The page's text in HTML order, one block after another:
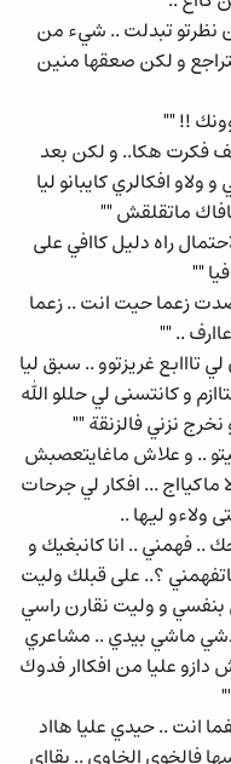
نظرتو تبدلت .. شيء من
و لكن صعقها منين
!! ""
فكرت هكا.. و لكن بعد
افكالري كايبانو ليا
ماتقلقش ""
راه دليل كاافي على
""
زعما حيت انت .. زعما
.. ""
تااابع غريزتوو .. سبق ليا
و كانتسنى لي حللو الله
نزني فالزنقة ""
.. و علاش ماغايتعصبش
ماكيااج ... افكار لي جرحات
ولاءو ليها ..
.. فهمني .. انا كانبغيك و
؟.. على قبلك وليت
بنفسي و وليت نقارن راسي
ماشي بيدي .. مشاعري
دازو عليا من افكاار فدوك
انت .. حيدي عليا هااد